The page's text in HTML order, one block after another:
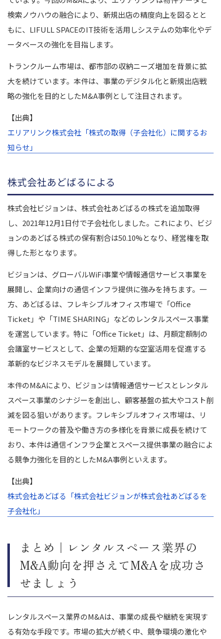
検索ノウハウの融合により、新規出店の精度向上を図るとと
もに、LIFULL SPACEのIT技術を活用しシステムの効率化やデ
ータベースの強化を目指します。
トランクルーム市場は、都市部の収納ニーズ増加を背景に拡
大を続けています。本件は、事業のデジタル化と新規出店戦
略の強化を目的としたM&A事例として注目されます。
【出典】
エリアリンク株式会社「株式の取得（子会社化）に関するお
知らせ」
株式会社あどばるによる
株式会社ビジョンは、株式会社あどばるの株式を追加取得
し、2021年12月1日付で子会社化しました。これにより、ビジ
ョンのあどばる株式の保有割合は50.10%となり、経営権を取
得した形となります。
ビジョンは、グローバルWiFi事業や情報通信サービス事業を
展開し、企業向けの通信インフラ提供に強みを持ちます。一
方、あどばるは、フレキシブルオフィス市場で「Office
Ticket」や「TIME SHARING」などのレンタルスペース事業
を運営しています。特に「Office Ticket」は、月額定額制の
会議室サービスとして、企業の短期的な空室活用を促進する
革新的なビジネスモデルを展開しています。
本件のM&Aにより、ビジョンは情報通信サービスとレンタル
スペース事業のシナジーを創出し、顧客基盤の拡大やコスト削
減を図る狙いがあります。フレキシブルオフィス市場は、リ
モートワークの普及や働き方の多様化を背景に成長を続けて
おり、本件は通信インフラ企業とスペース提供事業の融合によ
る競争力強化を目的としたM&A事例といえます。
【出典】
株式会社あどばる「株式会社ビジョンが株式会社あどばるを
子会社化」
まとめ｜レンタルスペース業界の
M&A動向を押さえてM&Aを成功さ
せましょう
レンタルスペース業界のM&Aは、事業の成長や継続を実現す
る有効な手段です。市場の拡大が続く中、競争環境の激化や